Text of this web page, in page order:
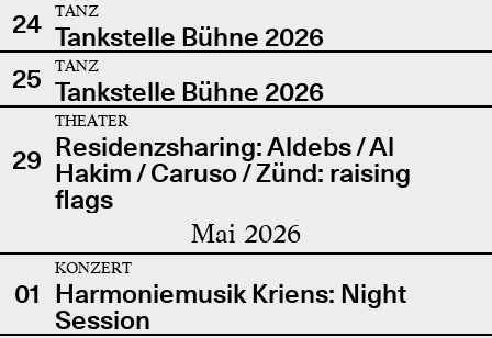
24
TANZ
Tankstelle Bühne 2026
25
TANZ
Tankstelle Bühne 2026
29
THEATER
Residenzsharing: Aldebs / Al
Hakim / Caruso / Zünd: raising
flags
Mai 2026
01
KONZERT
Harmoniemusik Kriens: Night
Session